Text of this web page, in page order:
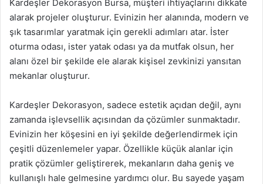
Kardeşler Dekorasyon Bursa, müşteri ihtiyaçlarını dikkate
alarak projeler oluşturur. Evinizin her alanında, modern ve
şık tasarımlar yaratmak için gerekli adımları atar. İster
oturma odası, ister yatak odası ya da mutfak olsun, her
alanı özel bir şekilde ele alarak kişisel zevkinizi yansıtan
mekanlar oluşturur.
Kardeşler Dekorasyon, sadece estetik açıdan değil, aynı
zamanda işlevsellik açısından da çözümler sunmaktadır.
Evinizin her köşesini en iyi şekilde değerlendirmek için
çeşitli düzenlemeler yapar. Özellikle küçük alanlar için
pratik çözümler geliştirerek, mekanların daha geniş ve
kullanışlı hale gelmesine yardımcı olur. Bu sayede yaşam